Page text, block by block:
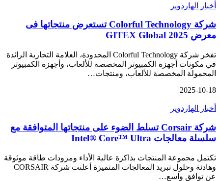
أخبار الهاردوير
شركة Colorful Technology تستعرض منتجاتها فى
معرض GITEX Global 2025
تفخر شركة Colorful Technology المحدودة، العلامة التجارية الرائدة
في مكونات أجهزة الكمبيوتر المخصصة للألعاب، وأجهزة الكمبيوتر
المحمولة المخصصة للألعاب، ومنتجات…
2025-10-18
أخبار الهاردوير
شركة Corsair تسلط الضوء على منتجاتها المتوافقة مع
سلسلة معالجات Intel® Core™ Ultra
تكتمل مجموعة المنتجات بذاكرة عالية الأداء ومزودات طاقة موثوقة
وهادئة وحلول تبريد المعالجات المتميزة أعلنت شركة CORSAIR
عن توافق واسع…